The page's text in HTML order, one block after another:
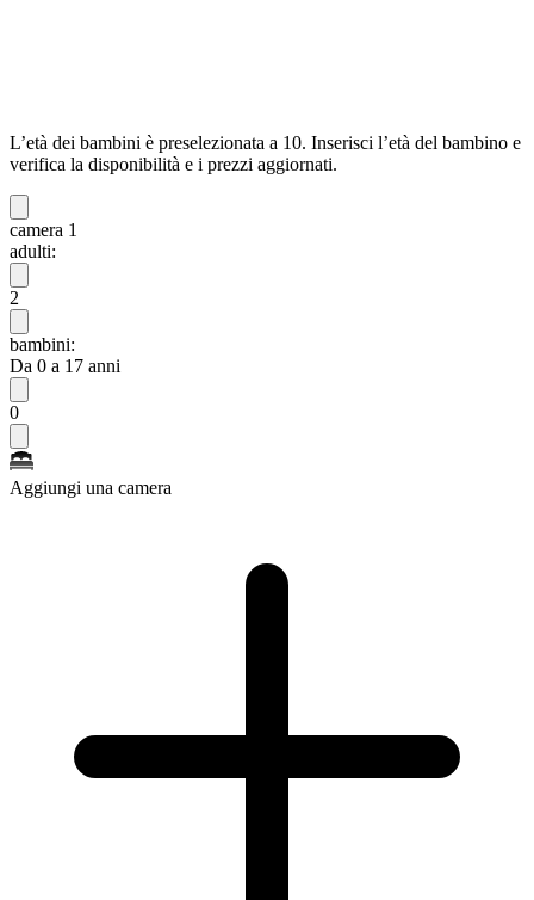
L’età dei bambini è preselezionata a 10. Inserisci l’età del bambino e
verifica la disponibilità e i prezzi aggiornati.
camera 1
adulti:
2
bambini:
Da 0 a 17 anni
0
Aggiungi una camera